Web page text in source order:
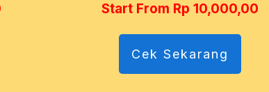
Start From Rp 10,000,00
Cek Sekarang